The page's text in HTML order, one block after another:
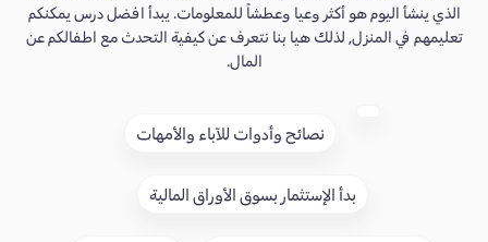
الذي ينشأ اليوم هو أكثر وعيا وعطشاً للمعلومات. يبدأ افضل درس يمكنكم
تعليمهم في المنزل, لذلك هيا بنا نتعرف عن كيفية التحدث مع اطفالكم عن
المال.
نصائح وأدوات للآباء والأمهات
بدأ الإستثمار بسوق الأوراق المالية